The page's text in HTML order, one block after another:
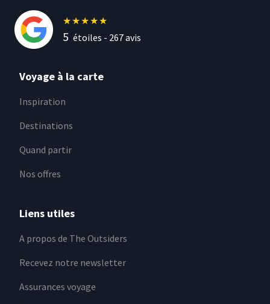
★★★★★
5 étoiles - 267avis
Voyage à la carte
Inspiration
Destinations
Quand partir
Nos offres
Liens utiles
A propos de The Outsiders
Recevez notre newsletter
Assurances voyage